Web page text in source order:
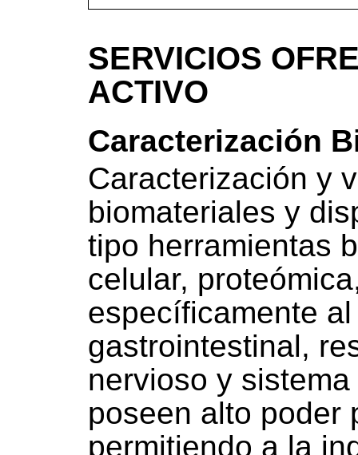
SERVICIOS
ACTIVO
Caracterización
Caracterización y
biomateriales y
tipo herramientas
celular,
específicamente
gastrointestinal,
nervioso y
poseen alto poder
permitiendo a la